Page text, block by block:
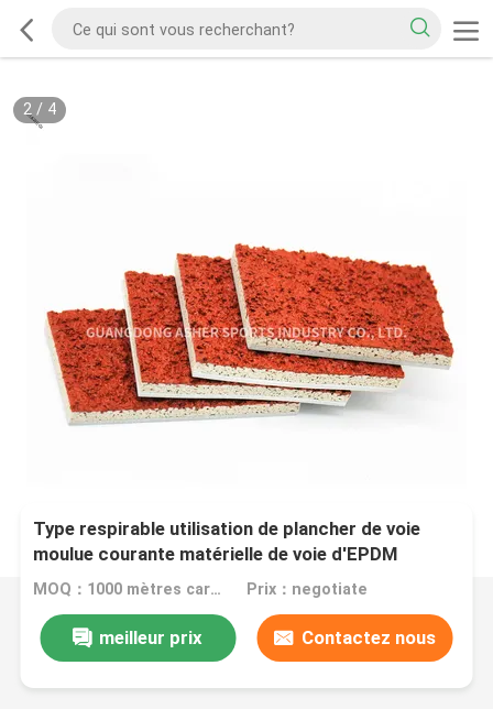
2/ 4
Type respirable utilisation de plancher de voie
moulue courante matérielle de voie d'EPDM
d'école
MOQ：1000 mètres carrés Prix：negotiate
meilleur prix Contactez nous